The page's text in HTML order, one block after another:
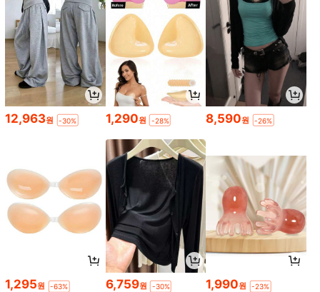
12,963원 -30% 1,290원 -28% 8,590원 -26%
1,295원 -63% 6,759원 -30% 1,990원 -23%